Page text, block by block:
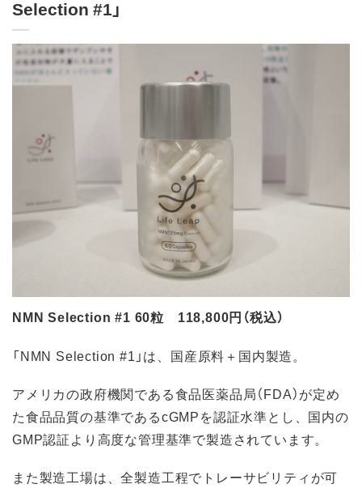
Selection #1」
NMN Selection #1 60粒 118,800円（税込）
「NMN Selection #1」は、国産原料＋国内製造。
アメリカの政府機関である食品医薬品局（FDA）が定め
た食品品質の基準であるcGMPを認証水準とし、国内の
GMP認証より高度な管理基準で製造されています。
また製造工場は、全製造工程でトレーサビリティが可